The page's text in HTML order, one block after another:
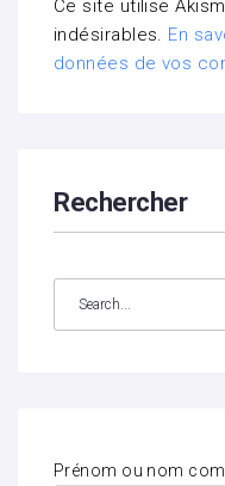
Ce site utilise
indésirables. En
données de vos
Rechercher
Prénom ou nom